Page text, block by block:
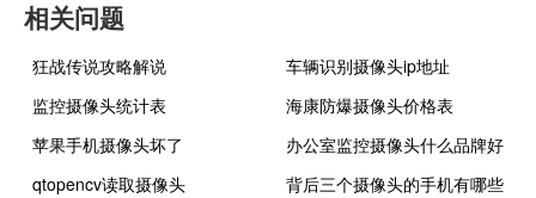
相关问题
狂战传说攻略解说
车辆识别摄像头ip地址
监控摄像头统计表
海康防爆摄像头价格表
苹果手机摄像头坏了
办公室监控摄像头什么品牌好
qtopencv读取摄像头
背后三个摄像头的手机有哪些